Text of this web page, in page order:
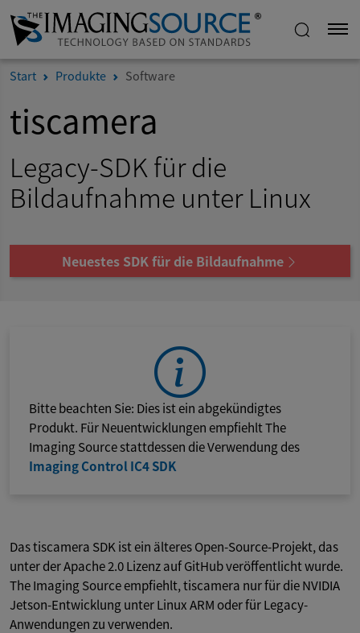
Start Produkte Software
tiscamera
Legacy-SDK für die
Bildaufnahme unter Linux
Neuestes SDK für die Bildaufnahme
Bitte beachten Sie: Dies ist ein abgekündigtes
Produkt. Für Neuentwicklungen empfiehlt The
Imaging Source stattdessen die Verwendung des
Imaging Control IC4 SDK
Das tiscamera SDK ist ein älteres Open-Source-Projekt, das
unter der Apache 2.0 Lizenz auf GitHub veröffentlicht wurde.
The Imaging Source empfiehlt, tiscamera nur für die NVIDIA
Jetson-Entwicklung unter Linux ARM oder für Legacy-
Anwendungen zu verwenden.